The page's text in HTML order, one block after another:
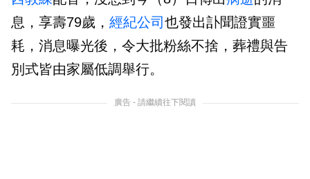
息，享壽79歲， 經紀公司 也發出訃聞證實噩
耗，消息曝光後，令大批粉絲不捨，葬禮與告
別式皆由家屬低調舉行。
廣告 - 請繼續往下閱讀